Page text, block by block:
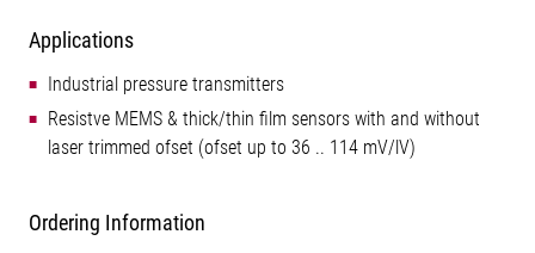
Applications
Industrial pressure transmitters
Resistve MEMS & thick/thin film sensors with and without
laser trimmed ofset (ofset up to 36 .. 114 mV/lV)
Ordering Information